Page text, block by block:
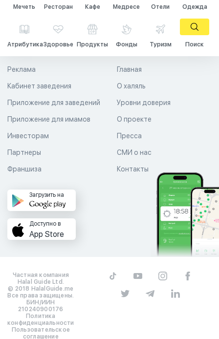
Мечеть Ресторан Кафе Медресе Отели Одежда
АтрибутикаЗдоровье Продукты Фонды Туризм Поиск
Главная
О халяль
Уровни доверия
Реклама
Кабинет заведения
Приложение для заведений
Приложение для имамов О проекте
Пресса
СМИ о нас
Контакты
Инвесторам
Партнеры
Франшиза
Загрузить на
Доступно в
App Store
Частная компания
Halal Guide Ltd.
© 2018 HalalGuide.me
Все права защищены.
БИН/ИИН
210240900176
Политика
конфиденциальности
Пользовательское
соглашение